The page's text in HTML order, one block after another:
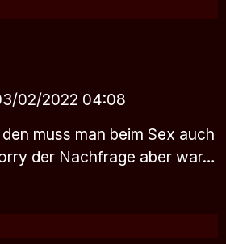
02/2022 04:08
muss man beim Sex auch
der Nachfrage aber war…